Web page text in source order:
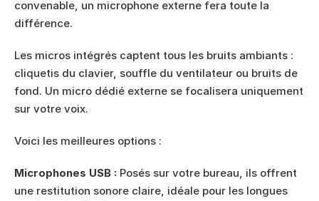
convenable, un microphone externe fera toute la
différence.
Les micros intégrés captent tous les bruits ambiants :
cliquetis du clavier, souffle du ventilateur ou bruits de
fond. Un micro dédié externe se focalisera uniquement
sur votre voix.
Voici les meilleures options :
Microphones USB : Posés sur votre bureau, ils offrent
une restitution sonore claire, idéale pour les longues